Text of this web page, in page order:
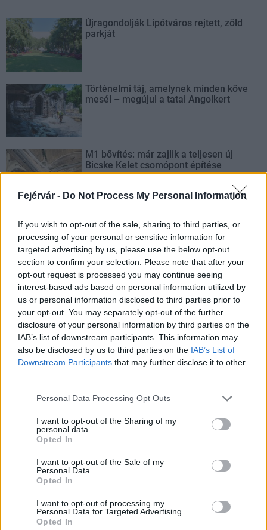
Fejérvár - Do Not Process My Personal Information
If you wish to opt-out of the sale, sharing to third parties, or
processing of your personal or sensitive information for
targeted advertising by us, please use the below opt-out
section to confirm your selection. Please note that after your
opt-out request is processed you may continue seeing
interest-based ads based on personal information utilized by
us or personal information disclosed to third parties prior to
your opt-out. You may separately opt-out of the further
disclosure of your personal information by third parties on the
IAB’s list of downstream participants. This information may
also be disclosed by us to third parties on the IAB’s List of
Downstream Participants that may further disclose it to other
Please note that this website/app uses one or more Google
not limited to your visit or usage behaviour. You may click to
grant or deny consent to Google and its third-party tags to
use your data for below specified purposes in below Google
consent section.
Personal Data Processing Opt Outs
I want to opt-out of the Sharing of my
personal data.
Opted In
I want to opt-out of the Sale of my
Personal Data.
Opted In
I want to opt-out of processing my
Personal Data for Targeted Advertising.
Opted In
Újragondolják Lipótváros rejtett, zöld
parkját
Történelmi táj, amelynek minden köve
mesél – megújul a tatai Angolkert
M1 bővítés: már zajlik a teljesen új
Bicske Kelet csomópont építése
Új gyalogosátkelők és jelzőlámpás
csomópont épül Angyalföldön
AJÁNLJUK MÉG
Aktuális
Paks II.: Mit jelent az 5. blokk új mérföldköve a
felülvizsgálat árnyékában?